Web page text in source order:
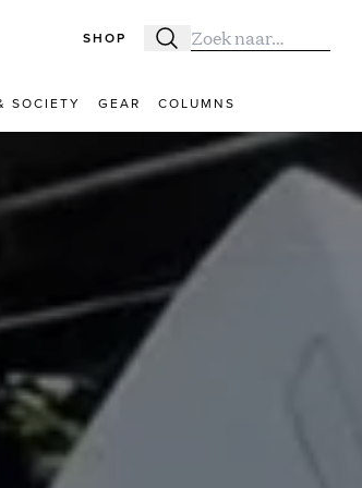
SHOP Zoeken
Zoek naar:
SOCIETY GEAR COLUMNS